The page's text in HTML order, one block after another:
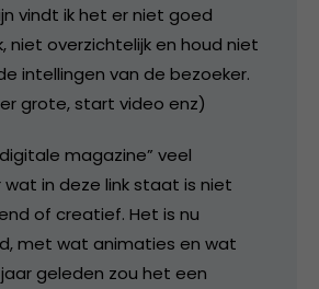
vindt ik het er niet goed
niet overzichtelijk en houd niet
intellingen van de bezoeker.
grote, start video enz)
magazine” veel
wat in deze link staat is niet
of creatief. Het is nu
met wat animaties en wat
jaar geleden zou het een